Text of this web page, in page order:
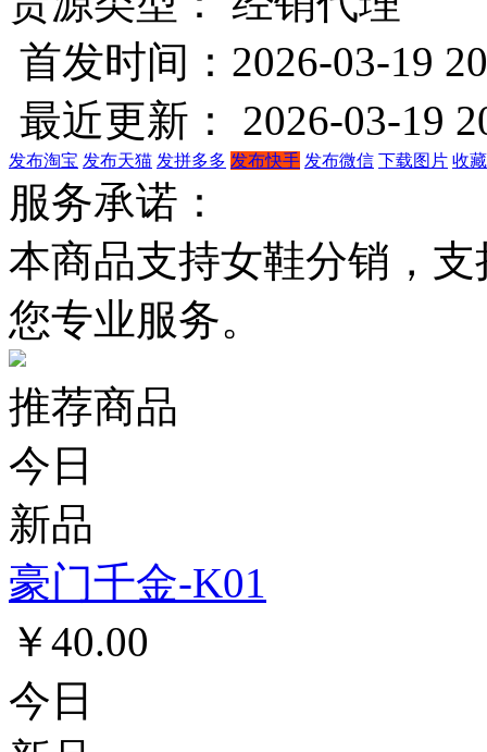
货源类型： 经销代理
首发时间：2026-03-19
最近更新： 2026-03-19
发布淘宝 发布天猫 发拼多多
服务承诺：
本商品支持女鞋分销，
您专业服务。
推荐商品
今日
新品
豪门千金-K01
￥40.00
今日